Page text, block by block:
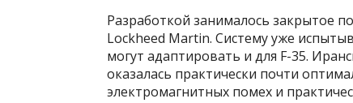
Разработкой занималось закрытое
Lockheed Martin. Систему уже
могут адаптировать и для F-35.
оказалась практически почти
электромагнитных помех и